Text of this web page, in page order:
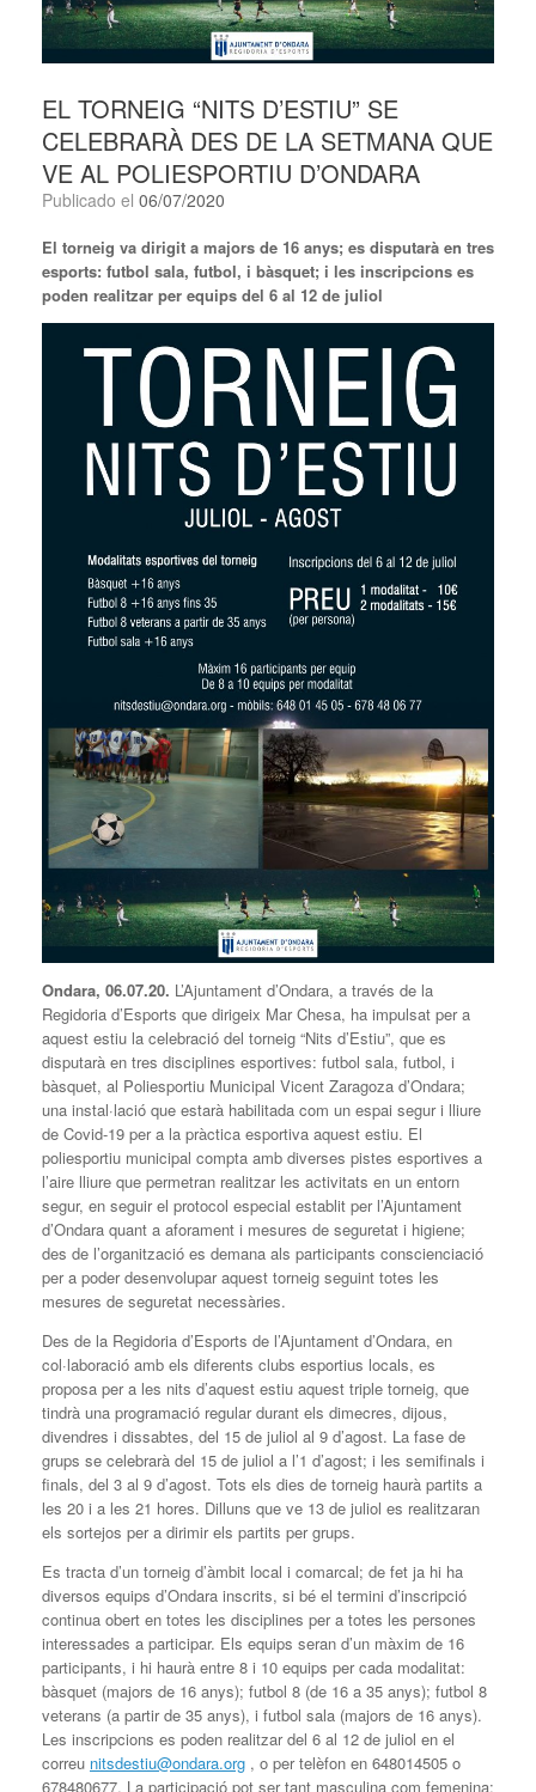
EL TORNEIG “NITS D’ESTIU” SE
CELEBRARÀ DES DE LA SETMANA QUE
VE AL POLIESPORTIU D’ONDARA
Publicado el 06/07/2020
El torneig va dirigit a majors de 16 anys; es disputarà en tres
esports: futbol sala, futbol, i bàsquet; i les inscripcions es
poden realitzar per equips del 6 al 12 de juliol
Ondara, 06.07.20. L’Ajuntament d’Ondara, a través de la
Regidoria d’Esports que dirigeix Mar Chesa, ha impulsat per a
aquest estiu la celebració del torneig “Nits d’Estiu”, que es
disputarà en tres disciplines esportives: futbol sala, futbol, i
bàsquet, al Poliesportiu Municipal Vicent Zaragoza d’Ondara;
una instal·lació que estarà habilitada com un espai segur i lliure
de Covid-19 per a la pràctica esportiva aquest estiu. El
poliesportiu municipal compta amb diverses pistes esportives a
l’aire lliure que permetran realitzar les activitats en un entorn
segur, en seguir el protocol especial establit per l’Ajuntament
d’Ondara quant a aforament i mesures de seguretat i higiene;
des de l’organització es demana als participants conscienciació
per a poder desenvolupar aquest torneig seguint totes les
mesures de seguretat necessàries.
Des de la Regidoria d’Esports de l’Ajuntament d’Ondara, en
col·laboració amb els diferents clubs esportius locals, es
proposa per a les nits d’aquest estiu aquest triple torneig, que
tindrà una programació regular durant els dimecres, dijous,
divendres i dissabtes, del 15 de juliol al 9 d’agost. La fase de
grups se celebrarà del 15 de juliol a l’1 d’agost; i les semifinals i
finals, del 3 al 9 d’agost. Tots els dies de torneig haurà partits a
les 20 i a les 21 hores. Dilluns que ve 13 de juliol es realitzaran
els sortejos per a dirimir els partits per grups.
Es tracta d’un torneig d’àmbit local i comarcal; de fet ja hi ha
diversos equips d’Ondara inscrits, si bé el termini d’inscripció
continua obert en totes les disciplines per a totes les persones
interessades a participar. Els equips seran d’un màxim de 16
participants, i hi haurà entre 8 i 10 equips per cada modalitat:
bàsquet (majors de 16 anys); futbol 8 (de 16 a 35 anys); futbol 8
veterans (a partir de 35 anys), i futbol sala (majors de 16 anys).
Les inscripcions es poden realitzar del 6 al 12 de juliol en el
correu nitsdestiu@ondara.org , o per telèfon en 648014505 o
678480677. La participació pot ser tant masculina com femenina;